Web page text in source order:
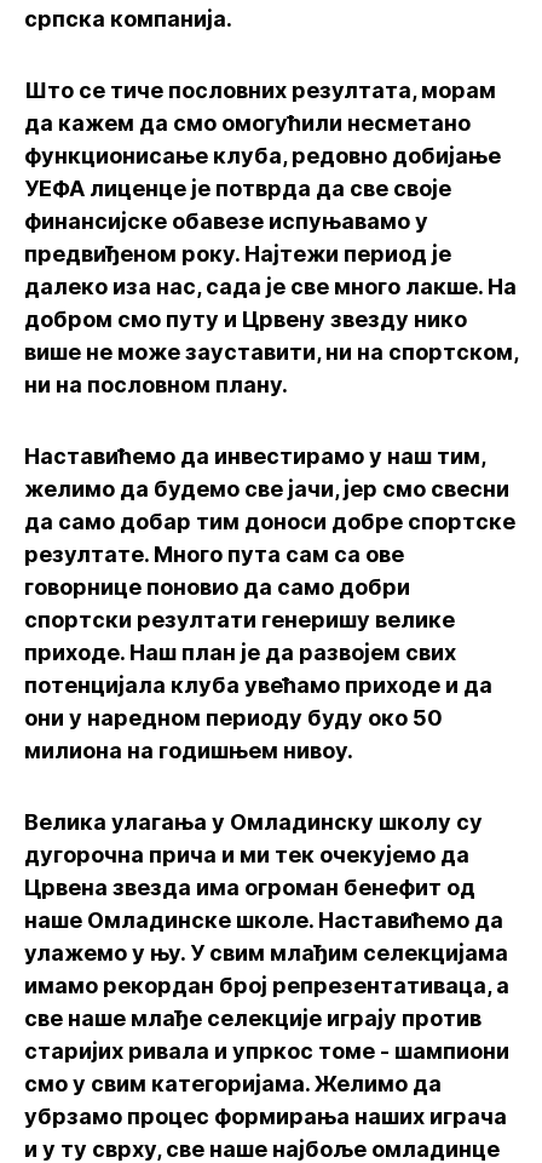
српска компанија.
Што се тиче пословних резултата, морам
да кажем да смо омогућили несметано
функционисање клуба, редовно добијање
УЕФА лиценце је потврда да све своје
финансијске обавезе испуњавамо у
предвиђеном року. Најтежи период је
далеко иза нас, сада је све много лакше. На
добром смо путу и Црвену звезду нико
више не може зауставити, ни на спортском,
ни на пословном плану.
Наставићемо да инвестирамо у наш тим,
желимо да будемо све јачи, јер смо свесни
да само добар тим доноси добре спортске
резултате. Много пута сам са ове
говорнице поновио да само добри
спортски резултати генеришу велике
приходе. Наш план је да развојем свих
потенцијала клуба увећамо приходе и да
они у наредном периоду буду око 50
милиона на годишњем нивоу.
Велика улагања у Омладинску школу су
дугорочна прича и ми тек очекујемо да
Црвена звезда има огроман бенефит од
наше Омладинске школе. Наставићемо да
улажемо у њу. У свим млађим селекцијама
имамо рекордан број репрезентативаца, а
све наше млађе селекције играју против
старијих ривала и упркос томе - шампиони
смо у свим категоријама. Желимо да
убрзамо процес формирања наших играча
и у ту сврху, све наше најбоље омладинце